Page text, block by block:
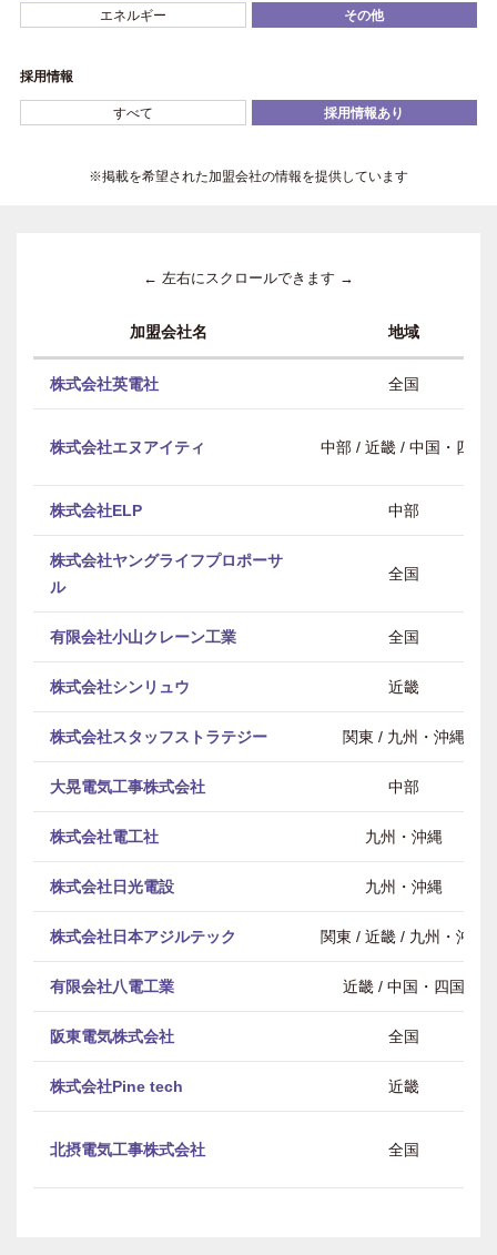
エネルギー その他
採用情報
すべて 採用情報あり
※掲載を希望された加盟会社の情報を提供しています
← 左右にスクロールできます →
加盟会社名 地域
株式会社英電社 全国
株式会社エヌアイティ 中部 / 近畿 / 中国・四国
株式会社ELP 中部
株式会社ヤングライフプロポーサ
ル
全国
有限会社小山クレーン工業 全国
株式会社シンリュウ 近畿
株式会社スタッフストラテジー 関東 / 九州・沖縄
大晃電気工事株式会社 中部
株式会社電工社 九州・沖縄
株式会社日光電設 九州・沖縄
株式会社日本アジルテック 関東 / 近畿 / 九州・沖縄
有限会社八電工業 近畿 / 中国・四国
阪東電気株式会社 全国
株式会社Pine tech 近畿
北摂電気工事株式会社 全国